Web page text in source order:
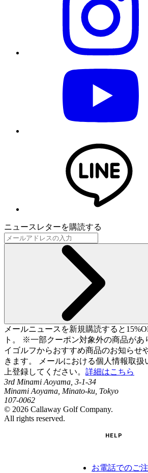
ニュースレターを購読する
メールニュースを新規購読すると
ト。 ※一部クーポン対象外の商品が
イゴルフからおすすめ商品のお知らせ
きます。 メールにおける個人情報取扱
上登録してください。 詳細はこちら
3rd Minami Aoyama, 3-1-34
Minami Aoyama, Minato-ku, Tokyo
107-0062
© 2026 Callaway Golf Company.
All rights reserved.
HELP
お電話でのご